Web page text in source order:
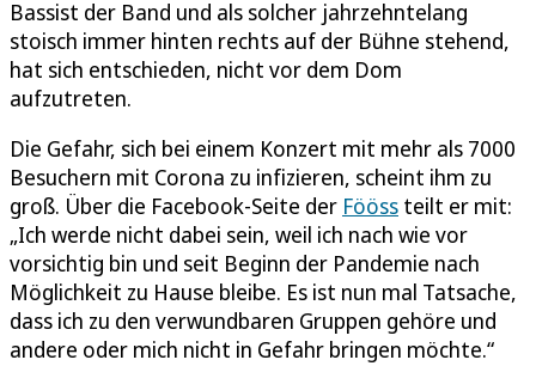
Bassist der Band und als solcher jahrzehntelang
stoisch immer hinten rechts auf der Bühne stehend,
hat sich entschieden, nicht vor dem Dom
aufzutreten.
Die Gefahr, sich bei einem Konzert mit mehr als 7000
Besuchern mit Corona zu infizieren, scheint ihm zu
groß. Über die Facebook-Seite der Fööss teilt er mit:
„Ich werde nicht dabei sein, weil ich nach wie vor
vorsichtig bin und seit Beginn der Pandemie nach
Möglichkeit zu Hause bleibe. Es ist nun mal Tatsache,
dass ich zu den verwundbaren Gruppen gehöre und
andere oder mich nicht in Gefahr bringen möchte.“